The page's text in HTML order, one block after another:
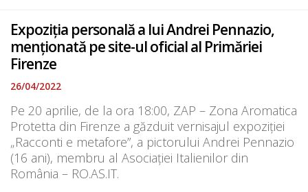
Expoziția personală a lui Andrei Pennazio,
menționată pe site-ul oficial al Primăriei
Firenze
26/04/2022
Pe 20 aprilie, de la ora 18:00, ZAP – Zona Aromatica
Protetta din Firenze a găzduit vernisajul expoziției
„Racconti e metafore”, a pictorului Andrei Pennazio
(16 ani), membru al Asociației Italienilor din
România – RO.AS.IT.